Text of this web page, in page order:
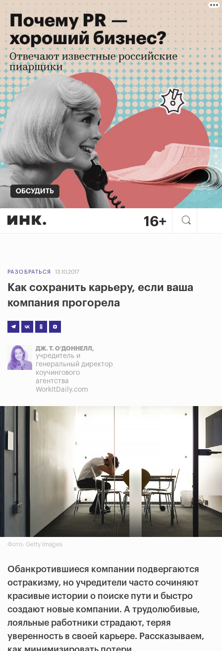
РАЗОБРАТЬСЯ 13.10.2017
Как сохранить карьеру, если ваша
компания прогорела
ДЖ. Т. О’ДОННЕЛЛ,
учредитель и
генеральный директор
коучингового
агентства
WorkItDaily.com
Фото: Getty Images
Обанкротившиеся компании подвергаются
остракизму, но учредители часто сочиняют
красивые истории о поиске пути и быстро
создают новые компании. А трудолюбивые,
лояльные работники страдают, теряя
уверенность в своей карьере. Рассказываем,